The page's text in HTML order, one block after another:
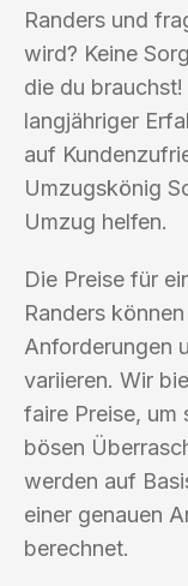
Randers und
wird? Keine
die du
langjähriger
auf
Umzugskönig
Umzug helfen.
Die Preise für
Randers
Anforderungen
variieren. Wir
faire Preise, um
bösen
werden auf
einer genauen
berechnet.